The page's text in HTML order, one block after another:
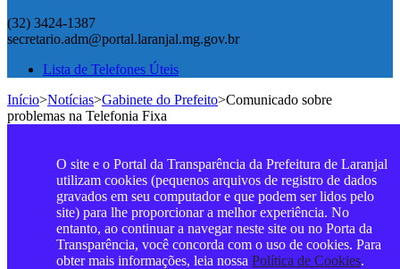
(32) 3424-1387
secretario.adm@portal.laranjal.mg.gov.br
Lista de Telefones Úteis
Início>Notícias>Gabinete do Prefeito>Comunicado sobre
problemas na Telefonia Fixa
O site e o Portal da Transparência da Prefeitura de Laranjal
utilizam cookies (pequenos arquivos de registro de dados
gravados em seu computador e que podem ser lidos pelo
site) para lhe proporcionar a melhor experiência. No
entanto, ao continuar a navegar neste site ou no Porta da
Transparência, você concorda com o uso de cookies. Para
obter mais informações, leia nossa Política de Cookies.